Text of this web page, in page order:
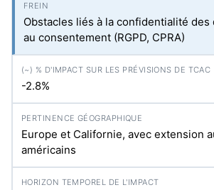
Obstacles liés à la confidentialité des
au consentement (RGPD, CPRA)
-2.8%
Europe et Californie, avec extension
américains